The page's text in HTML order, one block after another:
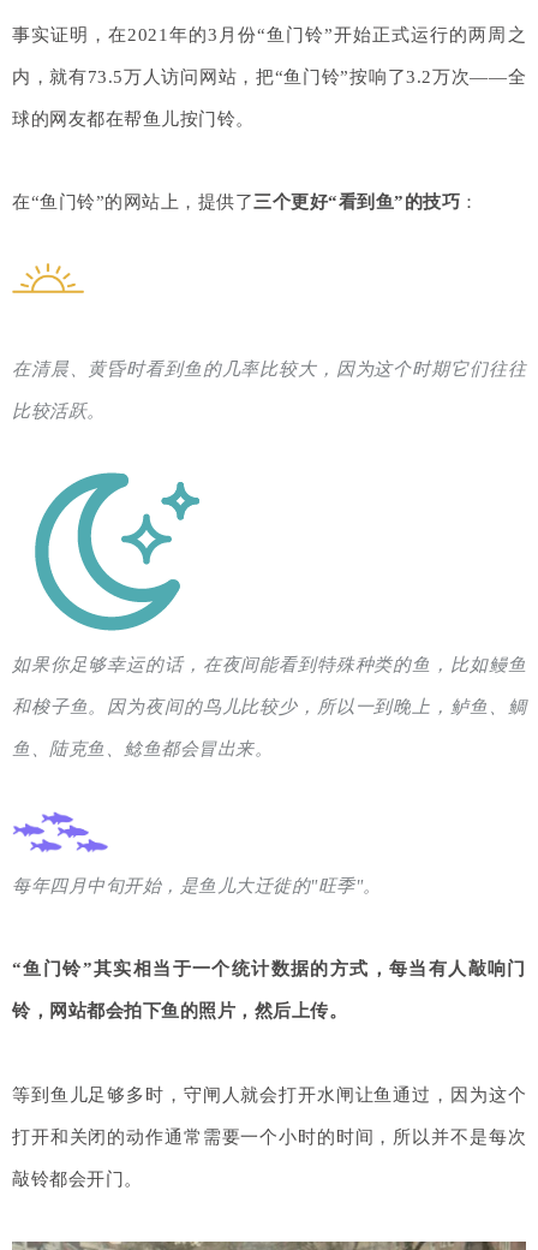
事实证明，在2021年的3月份“鱼门铃”开始正式运行的两周之
内，就有73.5万人访问网站，把“鱼门铃”按响了3.2万次——全
球的网友都在帮鱼儿按门铃。
在“鱼门铃”的网站上，提供了三个更好“看到鱼”的技巧 ：
在清晨、黄昏时看到鱼的几率比较大，因为这个时期它们往往
比较活跃。
如果你足够幸运的话，在夜间能看到特殊种类的鱼，比如鳗鱼
和梭子鱼。因为夜间的鸟儿比较少，所以一到晚上，鲈鱼、鲷
鱼、陆克鱼、鲶鱼都会冒出来。
每年四月中旬开始，是鱼儿大迁徙的"旺季"。
“鱼门铃”其实相当于一个统计数据的方式，每当有人敲响门
铃，网站都会拍下鱼的照片，然后上传。
等到鱼儿足够多时，守闸人就会打开水闸让鱼通过，因为这个
打开和关闭的动作通常需要一个小时的时间，所以并不是每次
敲铃都会开门。